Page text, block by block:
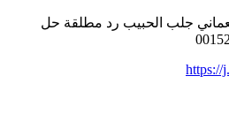
جلب الحبيب رد مطلقة حل
https://